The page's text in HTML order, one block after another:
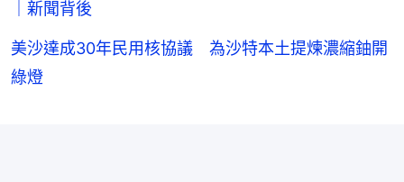
｜新聞背後
美沙達成30年民用核協議 為沙特本土提煉濃縮鈾開
綠燈